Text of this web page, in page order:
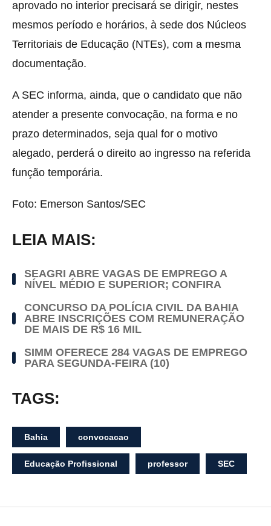
aprovado no interior precisará se dirigir, nestes
mesmos período e horários, à sede dos Núcleos
Territoriais de Educação (NTEs), com a mesma
documentação.
A SEC informa, ainda, que o candidato que não
atender a presente convocação, na forma e no
prazo determinados, seja qual for o motivo
alegado, perderá o direito ao ingresso na referida
função temporária.
Foto: Emerson Santos/SEC
LEIA MAIS:
SEAGRI ABRE VAGAS DE EMPREGO A
NÍVEL MÉDIO E SUPERIOR; CONFIRA
CONCURSO DA POLÍCIA CIVIL DA BAHIA
ABRE INSCRIÇÕES COM REMUNERAÇÃO
DE MAIS DE R$ 16 MIL
SIMM OFERECE 284 VAGAS DE EMPREGO
PARA SEGUNDA-FEIRA (10)
TAGS:
Bahia convocacao
Educação Profissional professor SEC